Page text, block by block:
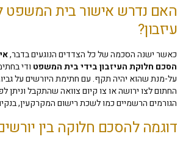
האם נדרש אישור בית המשפט
עיזבון?
כאשר ישנה הסכמה של כל הצדדים הנוגעים בדבר,
הסכם חלוקת העיזבון בידי בית המשפטודי
על-מנת שהוא יהיה תקף. עם חתימת היורשים על
החתום לצו ירושה או צו קיום צוואה שהתקבל וניתן
הגורמים הרשמיים כמו לשכת רישום המקרקעין, בנקים
דוגמה להסכם חלוקה בין יורשים